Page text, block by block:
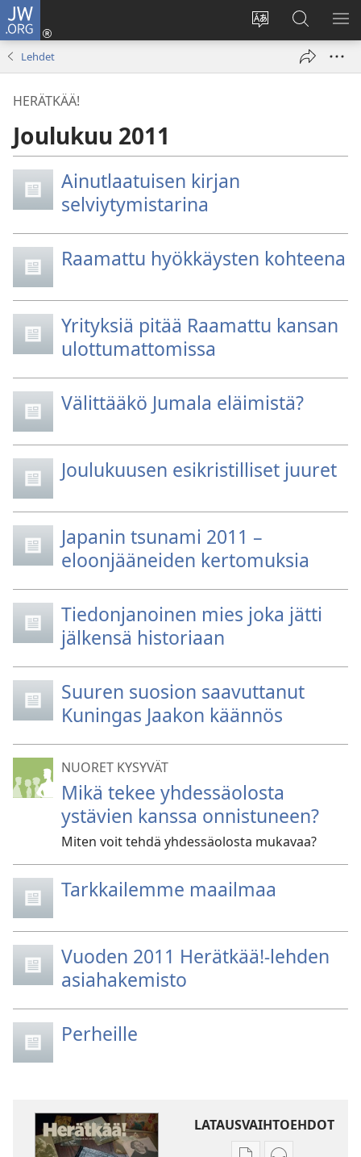
JW.ORG
Vaihda
sivuston
Kirjaudu
(avaa
Hae
JW.ORG-
sivustolta
Lehdet
HERÄTKÄÄ!
Joulukuu 2011
Ainutlaatuisen kirjan
selviytymistarina
Raamattu hyökkäysten kohteena
Yrityksiä pitää Raamattu kansan
ulottumattomissa
Välittääkö Jumala eläimistä?
Joulukuusen esikristilliset juuret
Japanin tsunami 2011 –
eloonjääneiden kertomuksia
Tiedonjanoinen mies joka jätti
jälkensä historiaan
Suuren suosion saavuttanut
Kuningas Jaakon käännös
NUORET KYSYVÄT
Mikä tekee yhdessäolosta
ystävien kanssa onnistuneen?
Miten voit tehdä yhdessäolosta mukavaa?
Tarkkailemme maailmaa
Vuoden 2011 Herätkää!-lehden
asiahakemisto
Perheille
LATAUSVAIHTOEHDOT